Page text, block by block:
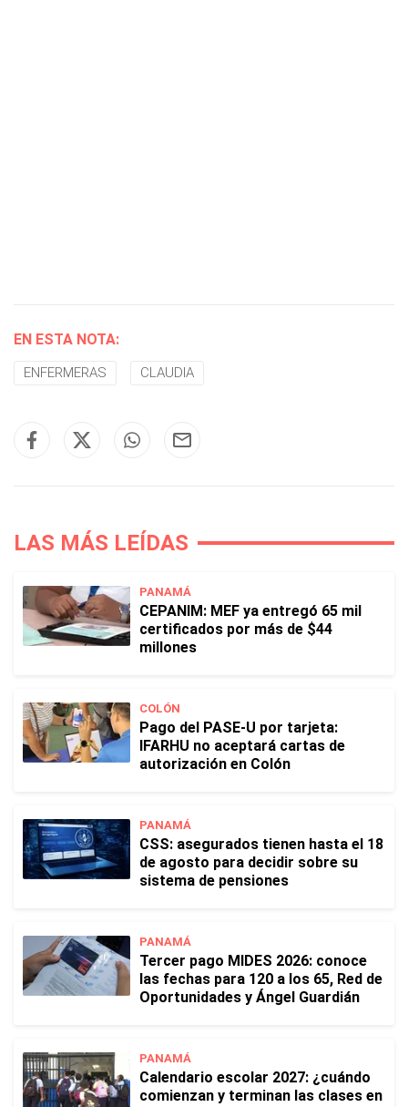
EN ESTA NOTA:
ENFERMERAS CLAUDIA
LAS MÁS LEÍDAS
PANAMÁ
CEPANIM: MEF ya entregó 65 mil
certificados por más de $44
millones
COLÓN
Pago del PASE-U por tarjeta:
IFARHU no aceptará cartas de
autorización en Colón
PANAMÁ
CSS: asegurados tienen hasta el 18
de agosto para decidir sobre su
sistema de pensiones
PANAMÁ
Tercer pago MIDES 2026: conoce
las fechas para 120 a los 65, Red de
Oportunidades y Ángel Guardián
PANAMÁ
Calendario escolar 2027: ¿cuándo
comienzan y terminan las clases en